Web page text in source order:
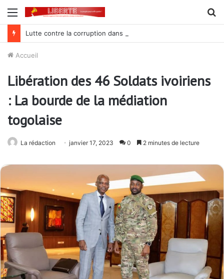
Menu
Accueil
Libération des 46 Soldats ivoiriens
: La bourde de la médiation
togolaise
La rédaction janvier 17, 2023 0 2 minutes de lecture